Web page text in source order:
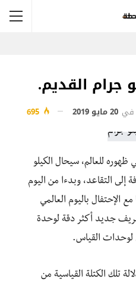
جرام القديم.
في 20 مايو 2019
مرور 130 عاما علي ظهوره للعالم، سيحال الكيلو
إلى التقاعد، وبدءا من اليوم
2019، وتزامنا مع الإحتفال باليوم العالمي
جديد أكثر دقة لوحدة
لوحدات القياس.
تلك الكتلة القياسية من